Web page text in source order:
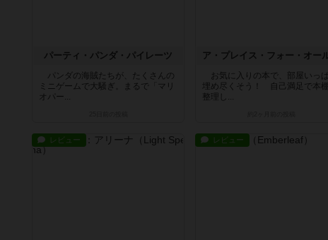
パーティ・パンダ・パイレーツ
パンダの海賊たちが、たくさんの
ミニゲームで大騒ぎ。まるで「マリ
オパー...
お気に入りの本で、部屋いっ
埋め尽くそう！ 自己満足で本
整理し...
レビュー レビュー